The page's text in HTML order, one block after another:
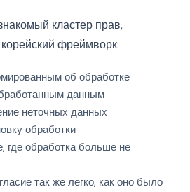
кластер прав,
фреймворк:
об обработке
данным
неточных данных
обработки
где обработка больше не
так же легко, как оно было